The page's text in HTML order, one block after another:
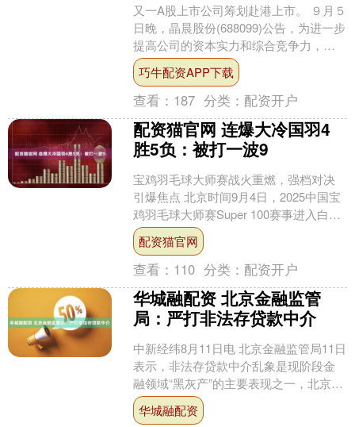
又一A股上市公司筹划赴港上市。 ９月５
日晚，晶晨股份(688099)公告，为进一步
提高公司的资本实力和综合竞争力，深
入推进公司的国际化战略，公司拟发行
境外上市外....
巧牛配资APP下载
查看： 187 分类： 配资开户
配资猫官网 连爆大冷国羽4
胜5负：被打一波9
宝鸡羽毛球大师赛战火重燃，强档对决
引爆焦点 北京时间9月4日，2025中国宝
鸡羽毛球大师赛Super 100赛事进入白热
化阶段。在当日的比拼中，多场焦点对
决精彩....
配资猫官网
查看： 110 分类： 配资开户
华城融配资 北京金融监管
局：严打非法存贷款中介
中新经纬8月11日电 北京金融监管局11日
表示，非法存贷款中介乱象是现阶段金
融领域“黑灰产”的主要表现之一，北京金
融监管局坚决整治，今年更是加大力
度，推出一套“....
华城融配资